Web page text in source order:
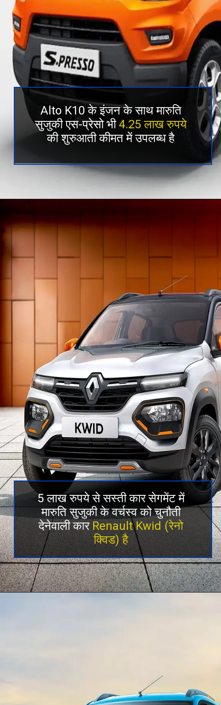
Alto K10 के इंजन के साथ मारुति
सुजुकी एस-प्रेसो भी4.25 लाख रुपये
की शुरुआती कीमत में उपलब्ध है
5 लाख रुपये से सस्ती कार सेगमेंट में
मारुति सुजुकी के वर्चस्व को चुनौती
देनेवाली कार Renault Kwid (रेनो
क्विड) है